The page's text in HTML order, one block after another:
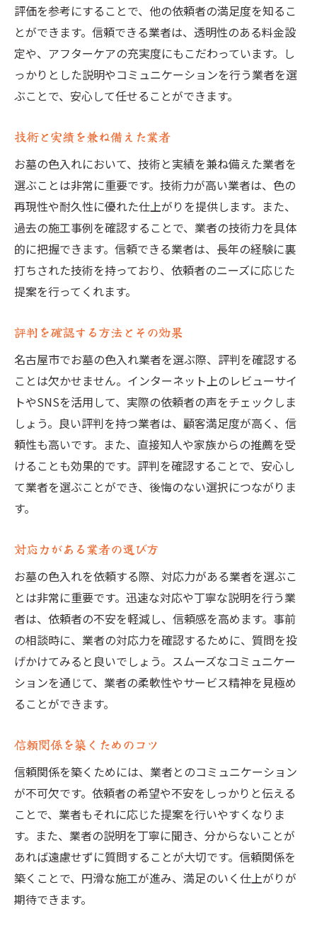
評価を参考にすることで、他の依頼者の満足度を知るこ
とができます。信頼できる業者は、透明性のある料金設
定や、アフターケアの充実度にもこだわっています。し
っかりとした説明やコミュニケーションを行う業者を選
ぶことで、安心して任せることができます。
技術と実績を兼ね備えた業者
お墓の色入れにおいて、技術と実績を兼ね備えた業者を
選ぶことは非常に重要です。技術力が高い業者は、色の
再現性や耐久性に優れた仕上がりを提供します。また、
過去の施工事例を確認することで、業者の技術力を具体
的に把握できます。信頼できる業者は、長年の経験に裏
打ちされた技術を持っており、依頼者のニーズに応じた
提案を行ってくれます。
評判を確認する方法とその効果
名古屋市でお墓の色入れ業者を選ぶ際、評判を確認する
ことは欠かせません。インターネット上のレビューサイ
トやSNSを活用して、実際の依頼者の声をチェックしま
しょう。良い評判を持つ業者は、顧客満足度が高く、信
頼性も高いです。また、直接知人や家族からの推薦を受
けることも効果的です。評判を確認することで、安心し
て業者を選ぶことができ、後悔のない選択につながりま
す。
対応力がある業者の選び方
お墓の色入れを依頼する際、対応力がある業者を選ぶこ
とは非常に重要です。迅速な対応や丁寧な説明を行う業
者は、依頼者の不安を軽減し、信頼感を高めます。事前
の相談時に、業者の対応力を確認するために、質問を投
げかけてみると良いでしょう。スムーズなコミュニケー
ションを通じて、業者の柔軟性やサービス精神を見極め
ることができます。
信頼関係を築くためのコツ
信頼関係を築くためには、業者とのコミュニケーション
が不可欠です。依頼者の希望や不安をしっかりと伝える
ことで、業者もそれに応じた提案を行いやすくなりま
す。また、業者の説明を丁寧に聞き、分からないことが
あれば遠慮せずに質問することが大切です。信頼関係を
築くことで、円滑な施工が進み、満足のいく仕上がりが
期待できます。